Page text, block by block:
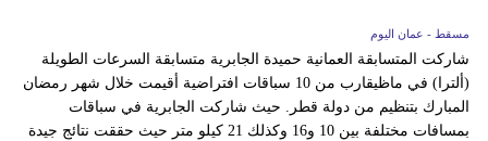
مسقط - عمان اليوم
شاركت المتسابقة العمانية حميدة الجابرية متسابقة السرعات الطويلة
(ألترا) في ماظيقارب من 10 سباقات افتراضية أقيمت خلال شهر رمضان
المبارك بتنظيم من دولة قطر. حيث شاركت الجابرية في سباقات
بمسافات مختلفة بين 10 و16 وكذلك 21 كيلو متر حيث حققت نتائج جيدة